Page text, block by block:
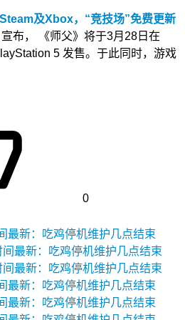
及Xbox，“竞技场”免费更新
布， 《师父》将于3月28日在
5 发售。于此同时，游戏
0
最新：吃鸡停机维护几点结束
最新：吃鸡停机维护几点结束
最新：吃鸡停机维护几点结束
最新：吃鸡停机维护几点结束
最新：吃鸡停机维护几点结束